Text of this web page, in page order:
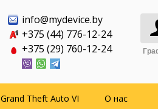
info@mydevice.by
+375 (44) 776-12-24
+375 (29) 760-12-24
Grand Theft Auto VI О нас